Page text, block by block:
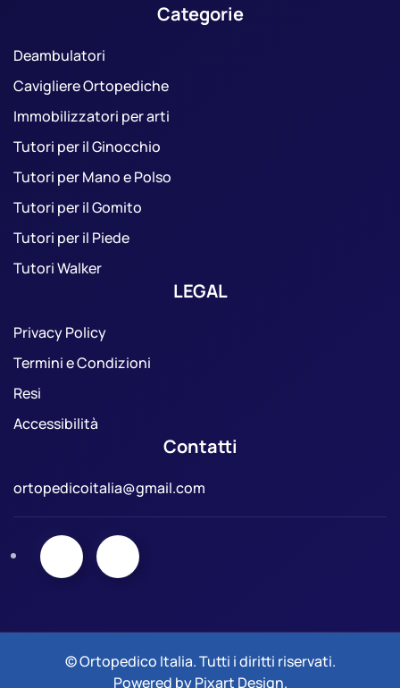
Categorie
Deambulatori
Cavigliere Ortopediche
Immobilizzatori per arti
Tutori per il Ginocchio
Tutori per Mano e Polso
Tutori per il Gomito
Tutori per il Piede
Tutori Walker
LEGAL
Privacy Policy
Termini e Condizioni
Resi
Accessibilità
Contatti
ortopedicoitalia@gmail.com
© Ortopedico Italia. Tutti i diritti riservati.
Powered byPixart Design.